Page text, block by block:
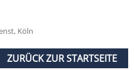
Köln
ZURÜCK ZUR STARTSEITE